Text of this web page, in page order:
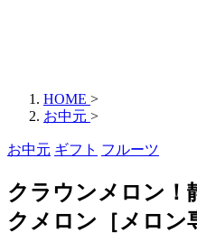
HOME >
お中元 >
お中元 ギフト フルーツ
クラウンメロン！
クメロン［メロン